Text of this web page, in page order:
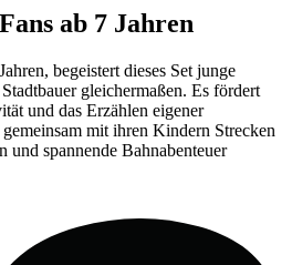
ab 7 Jahren
begeistert dieses Set junge
gleichermaßen. Es fördert
und das Erzählen eigener
mit ihren Kindern Strecken
und spannende Bahnabenteuer